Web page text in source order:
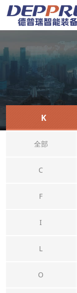
K
全部
C
F
I
L
O